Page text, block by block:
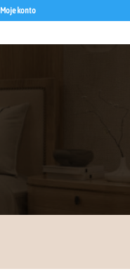
Moje konto